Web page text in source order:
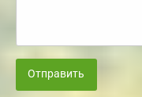
Отправить